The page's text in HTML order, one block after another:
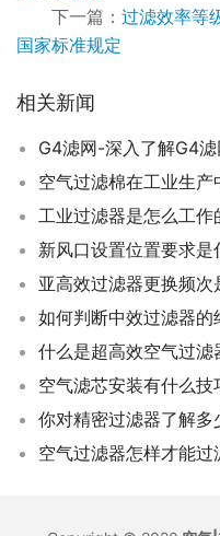
下一篇： 过滤效率等
国家标准规定
相关新闻
G4滤网-深入了解G4
空气过滤棉在工业生产
工业过滤器是怎么工
新风口设置位置要求
如何判断中效过滤器的
什么是超高效空气过滤
空气滤芯安装有什么
你对精密过滤器了解多
空气过滤器怎样才能过